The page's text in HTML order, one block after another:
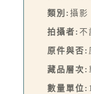
類別: 攝影
拍攝者: 不
原件與否:
藏品層次:
數量單位: